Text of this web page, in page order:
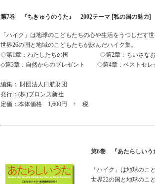
第7巻 『ちきゅうのうた』 2002テーマ [私の国の魅力]
「ハイク」は地球のこどもたちの心や生活をうつしだす
世界26の国と地域のこどもたちが詠んだハイク集。
◇第1章：わたしたちの国 ◇第2章：ちいさなお
◇第3章：自然からのプレゼント ◇第4章：ベストセレ
編集： 財団法人日航財団
発行：(株)ブロンズ新社
定価：本体価格 1,600円 + 税
第6巻 『あたらしいう
「ハイク」は地球のこ
世界22の国と地球のこ